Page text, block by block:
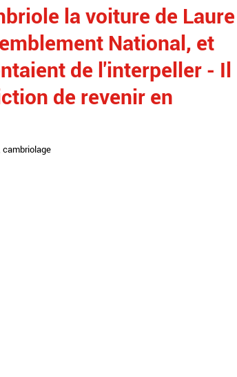
la voiture de Laure
National, et
de l'interpeller - Il
de revenir en
cambriolage